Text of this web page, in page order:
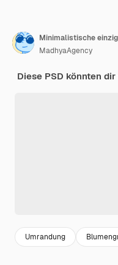
MadhyaAgency
Diese PSD könnten
Umrandung